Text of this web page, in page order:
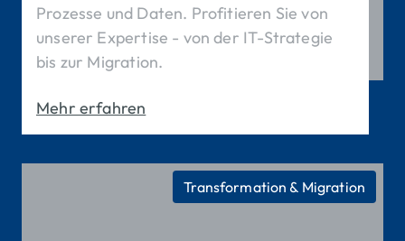
Prozesse und Daten. Profitieren Sie von
unserer Expertise - von der IT-Strategie
bis zur Migration.
Mehr erfahren
Transformation & Migration